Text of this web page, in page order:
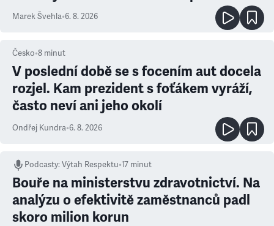
Marek Švehla•6. 8. 2026
Česko•8 minut
V poslední době se s focením aut docela
rozjel. Kam prezident s foťákem vyráží,
často neví ani jeho okolí
Ondřej Kundra•6. 8. 2026
Podcasty:Výtah Respektu•17 minut
Bouře na ministerstvu zdravotnictví. Na
analýzu o efektivitě zaměstnanců padl
skoro milion korun